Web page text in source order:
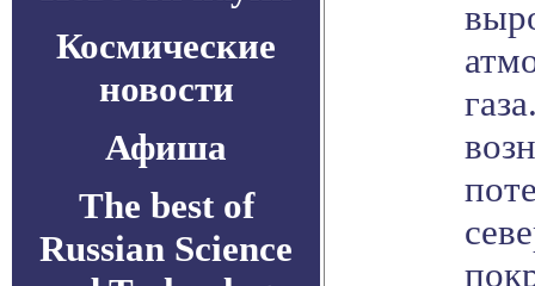
Космические
новости
Афиша
The best of
Russian Science